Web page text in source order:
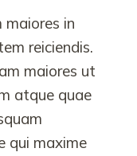
maiores in
reiciendis.
maiores ut
atque quae
qui maxime